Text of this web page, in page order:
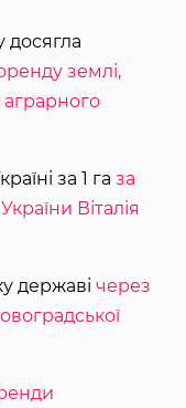
досягла
землі,
за 1 га за
Віталія
державі через